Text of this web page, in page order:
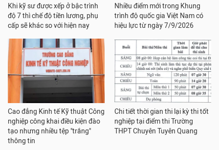
Khi kỹ sư được xếp ở bậc trình
độ 7 thì chế độ tiền lương, phụ
cấp sẽ khác so với hiện nay
Nhiều điểm mới trong Khung
trình độ quốc gia Việt Nam có
hiệu lực từ ngày 7/9/2026
Cao đẳng Kinh tế Kỹ thuật Công
nghiệp công khai điều kiện đào
tạo nhưng nhiều tệp "trắng"
thông tin
Chi tiết thời gian thi lại kỳ thi tốt
nghiệp tại điểm thi Trường
THPT Chuyên Tuyên Quang